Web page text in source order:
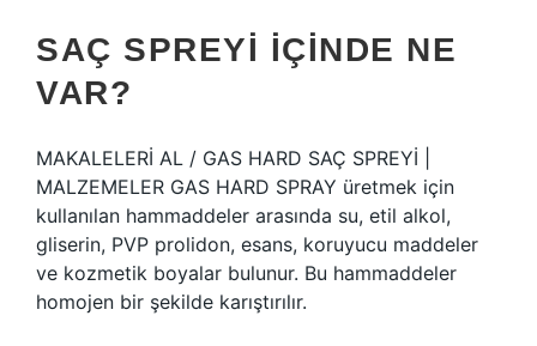
SAÇ SPREYI IÇINDE NE
VAR?
MAKALELERİ AL / GAS HARD SAÇ SPREYİ |
MALZEMELER GAS HARD SPRAY üretmek için
kullanılan hammaddeler arasında su, etil alkol,
gliserin, PVP prolidon, esans, koruyucu maddeler
ve kozmetik boyalar bulunur. Bu hammaddeler
homojen bir şekilde karıştırılır.